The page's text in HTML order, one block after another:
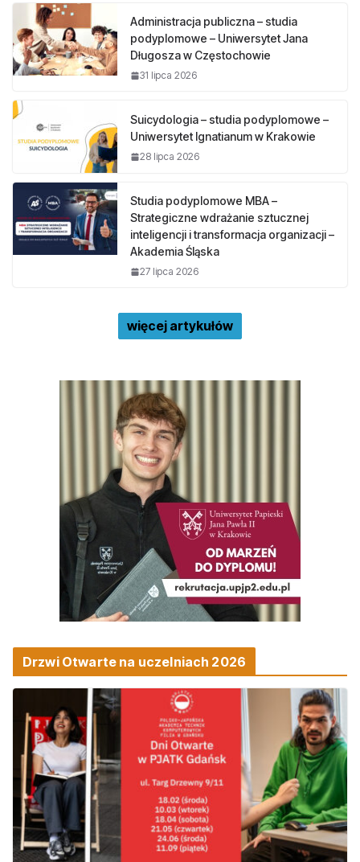
Administracja publiczna – studia
podyplomowe – Uniwersytet Jana
Długosza w Częstochowie
31 lipca 2026
Suicydologia – studia podyplomowe –
Uniwersytet Ignatianum w Krakowie
28 lipca 2026
Studia podyplomowe MBA –
Strategiczne wdrażanie sztucznej
inteligencji i transformacja organizacji –
Akademia Śląska
27 lipca 2026
więcej artykułów
Drzwi Otwarte na uczelniach 2026